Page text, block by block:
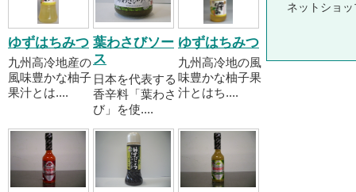
ゆずはちみつ
九州高冷地産の
風味豊かな柚子
果汁とは....
葉わさびソー
ス
日本を代表する
香辛料「葉わさ
び」を使....
ゆずはちみつ
九州高冷地の風
味豊かな柚子果
汁とはち....
ネットショ